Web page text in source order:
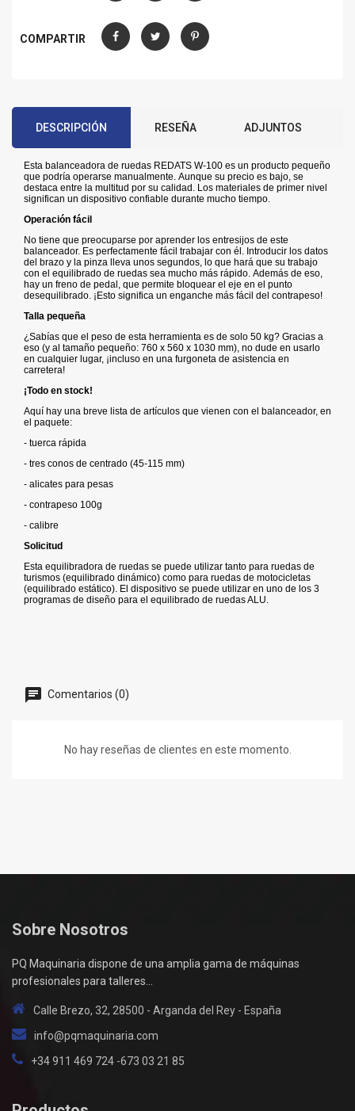
COMPARTIR
CompartirTuitear Pinterest
DESCRIPCIÓN RESEÑA ADJUNTOS
Esta balanceadora de ruedas REDATS W-100 es un producto pequeño
que podría operarse manualmente. Aunque su precio es bajo, se
destaca entre la multitud por su calidad. Los materiales de primer nivel
significan un dispositivo confiable durante mucho tiempo.
Operación fácil
No tiene que preocuparse por aprender los entresijos de este
balanceador. Es perfectamente fácil trabajar con él. Introducir los datos
del brazo y la pinza lleva unos segundos, lo que hará que su trabajo
con el equilibrado de ruedas sea mucho más rápido. Además de eso,
hay un freno de pedal, que permite bloquear el eje en el punto
desequilibrado. ¡Esto significa un enganche más fácil del contrapeso!
Talla pequeña
¿Sabías que el peso de esta herramienta es de solo 50 kg? Gracias a
eso (y al tamaño pequeño: 760 x 560 x 1030 mm), no dude en usarlo
en cualquier lugar, ¡incluso en una furgoneta de asistencia en
carretera!
¡Todo en stock!
Aquí hay una breve lista de artículos que vienen con el balanceador, en
el paquete:
- tuerca rápida
- tres conos de centrado (45-115 mm)
- alicates para pesas
- contrapeso 100g
- calibre
Solicitud
Esta equilibradora de ruedas se puede utilizar tanto para ruedas de
turismos (equilibrado dinámico) como para ruedas de motocicletas
(equilibrado estático). El dispositivo se puede utilizar en uno de los 3
programas de diseño para el equilibrado de ruedas ALU.
Comentarios (0)
No hay reseñas de clientes en este momento.
Sobre Nosotros
PQ Maquinaria dispone de una amplia gama de máquinas
profesionales para talleres...
Calle Brezo, 32, 28500 - Arganda del Rey - España
info@pqmaquinaria.com
+34 911 469 724 -673 03 21 85